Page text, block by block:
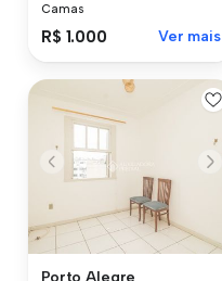
Camas
R$ 1.000 Ver mais
Porto Alegre